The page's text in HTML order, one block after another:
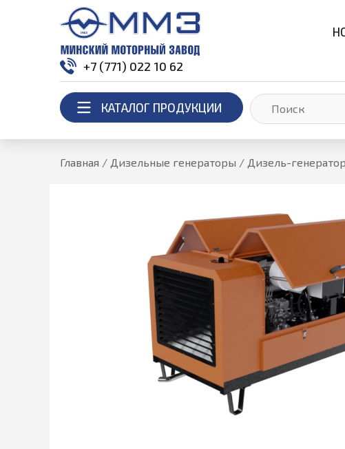
+7 (771) 022 10 62
КАТАЛОГ ПРОДУКЦИИ
Главная / Дизельные генераторы / Дизель-